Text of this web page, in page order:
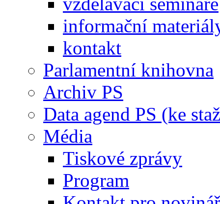
informační
kontakt
Parlamentní knihovna
Archiv PS
Data agend PS (ke
Média
Tiskové zprávy
Program